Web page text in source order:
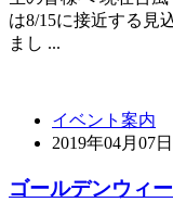
は8/15に接近する見
まし ...
イベント案内
2019年04月07日
ゴールデンウィ